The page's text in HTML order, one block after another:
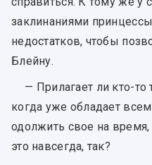
заклинаниями
недостатков, чтобы
Блейну.
— Прилагает ли кто-
когда уже обладает
одолжить свое на
это навсегда, так?